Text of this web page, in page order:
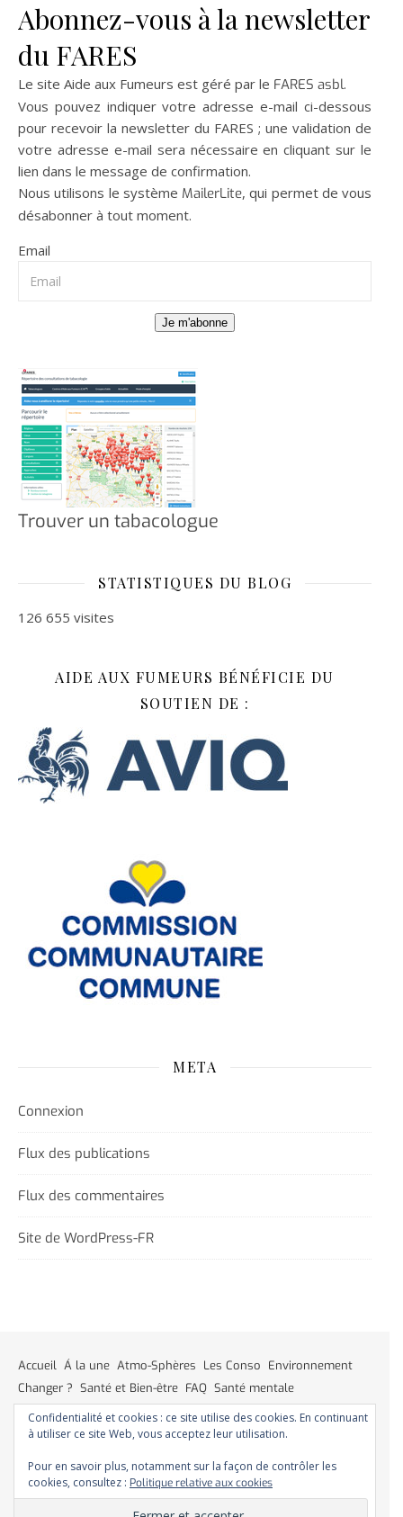
Abonnez-vous à la newsletter
du FARES
Le site Aide aux Fumeurs est géré par le FARES asbl.
Vous pouvez indiquer votre adresse e-mail ci-dessous
pour recevoir la newsletter du FARES ; une validation de
votre adresse e-mail sera nécessaire en cliquant sur le
lien dans le message de confirmation.
Nous utilisons le système MailerLite, qui permet de vous
désabonner à tout moment.
Email
Je m'abonne
Trouver un tabacologue
STATISTIQUES DU BLOG
126 655 visites
AIDE AUX FUMEURS BÉNÉFICIE DU
SOUTIEN DE :
META
Connexion
Flux des publications
Flux des commentaires
Site de WordPress-FR
Accueil Á la une Atmo-Sphères Les Conso Environnement
Changer ? Santé et Bien-être FAQ Santé mentale
Plus de liberté
Plus d’argent Meilleur sommeil
Meilleur coeur
Meilleur souffle Meilleure fertilité
Meilleure vie sexuelle
Moins de pollution
Confidentialité et cookies : ce site utilise des cookies. En continuant
à utiliser ce site Web, vous acceptez leur utilisation.
Pour en savoir plus, notamment sur la façon de contrôler les
cookies, consultez : Politique relative aux cookies